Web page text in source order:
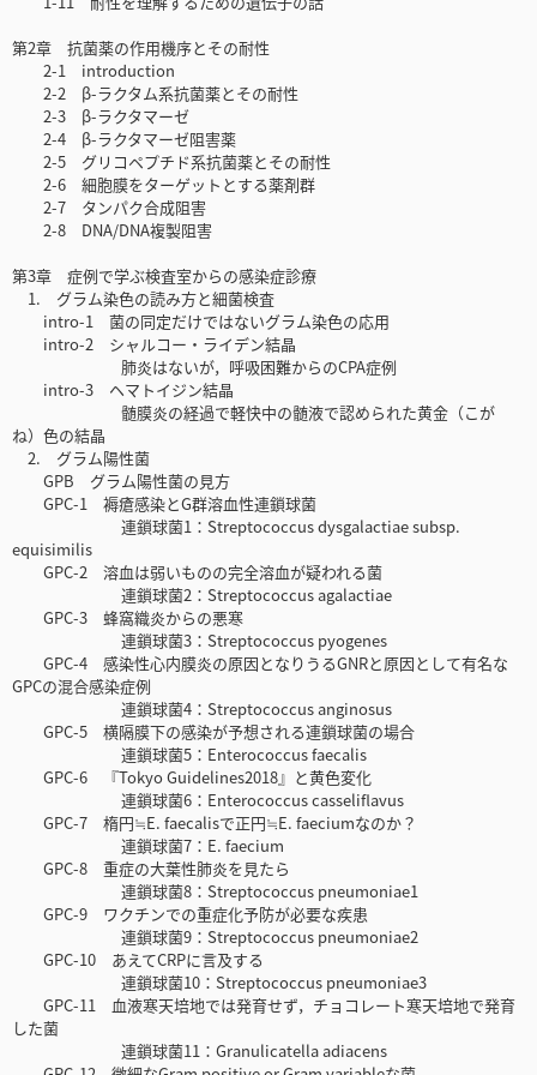
第2章 抗菌薬の作用機序とその耐性
2-1 introduction
2-2 β-ラクタム系抗菌薬とその耐性
2-3 β-ラクタマーゼ
2-4 β-ラクタマーゼ阻害薬
2-5 グリコペプチド系抗菌薬とその耐性
2-6 細胞膜をターゲットとする薬剤群
2-7 タンパク合成阻害
2-8 DNA/DNA複製阻害
第3章 症例で学ぶ検査室からの感染症診療
1. グラム染色の読み方と細菌検査
intro-1 菌の同定だけではないグラム染色の応用
intro-2 シャルコー・ライデン結晶
肺炎はないが，呼吸困難からのCPA症例
intro-3 ヘマトイジン結晶
髄膜炎の経過で軽快中の髄液で認められた黄金（こが
ね）色の結晶
2. グラム陽性菌
GPB グラム陽性菌の見方
GPC-1 褥瘡感染とG群溶血性連鎖球菌
連鎖球菌1：Streptococcus dysgalactiae subsp.
equisimilis
GPC-2 溶血は弱いものの完全溶血が疑われる菌
連鎖球菌2：Streptococcus agalactiae
GPC-3 蜂窩織炎からの悪寒
連鎖球菌3：Streptococcus pyogenes
GPC-4 感染性心内膜炎の原因となりうるGNRと原因として有名な
GPCの混合感染症例
連鎖球菌4：Streptococcus anginosus
GPC-5 横隔膜下の感染が予想される連鎖球菌の場合
連鎖球菌5：Enterococcus faecalis
GPC-6 『Tokyo Guidelines2018』と黄色変化
連鎖球菌6：Enterococcus casseliflavus
GPC-7 楕円≒E. faecalisで正円≒E. faeciumなのか？
連鎖球菌7：E. faecium
GPC-8 重症の大葉性肺炎を見たら
連鎖球菌8：Streptococcus pneumoniae1
GPC-9 ワクチンでの重症化予防が必要な疾患
連鎖球菌9：Streptococcus pneumoniae2
GPC-10 あえてCRPに言及する
連鎖球菌10：Streptococcus pneumoniae3
GPC-11 血液寒天培地では発育せず，チョコレート寒天培地で発育
した菌
連鎖球菌11：Granulicatella adiacens